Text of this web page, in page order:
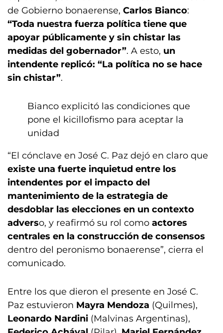
de Gobierno bonaerense, Carlos Bianco:
“Toda nuestra fuerza política tiene que
apoyar públicamente y sin chistar las
medidas del gobernador”. A esto, un
intendente replicó: “La política no se hace
sin chistar”.
Bianco explicitó las condiciones que
pone el kicillofismo para aceptar la
unidad
“El cónclave en José C. Paz dejó en claro que
existe una fuerte inquietud entre los
intendentes por el impacto del
mantenimiento de la estrategia de
desdoblar las elecciones en un contexto
adverso, y reafirmó su rol como actores
centrales en la construcción de consensos
dentro del peronismo bonaerense”, cierra el
comunicado.
Entre los que dieron el presente en José C.
Paz estuvieron Mayra Mendoza (Quilmes),
Leonardo Nardini (Malvinas Argentinas),